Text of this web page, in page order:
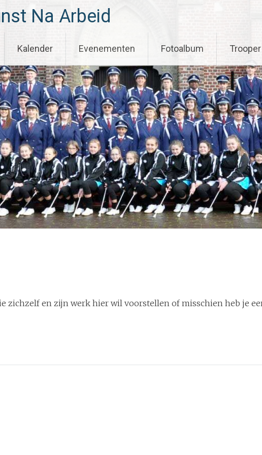
Na Arbeid
Kalender Evenementen Fotoalbum Trooper
zichzelf en zijn werk hier wil voorstellen of misschien heb je